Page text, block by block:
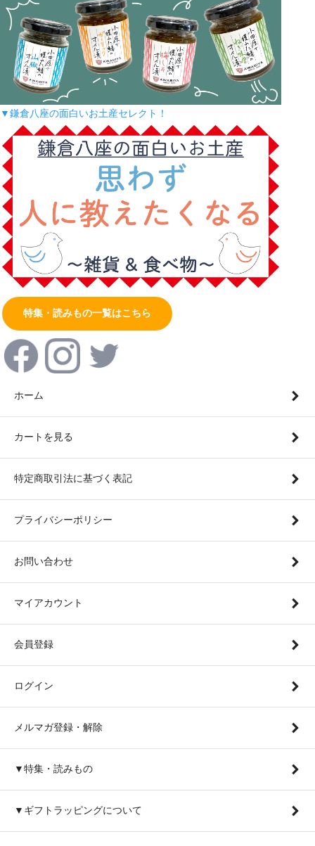
▼鎌倉八座の面白いお土産セレクト！
特集・読みもの一覧はこちら
ホーム
カートを見る
特定商取引法に基づく表記
プライバシーポリシー
お問い合わせ
マイアカウント
会員登録
ログイン
メルマガ登録・解除
▼特集・読みもの
▼ギフトラッピングについて